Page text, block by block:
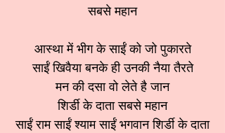
सबसे महान
आस्था में भीग के साईं को जो पुकारते
साईं खिवैया बनके ही उनकी नैया तैरते
मन की दसा वो लेते है जान
शिर्डी के दाता सबसे महान
साईं राम साईं श्याम साईं भगवान शिर्डी के दाता